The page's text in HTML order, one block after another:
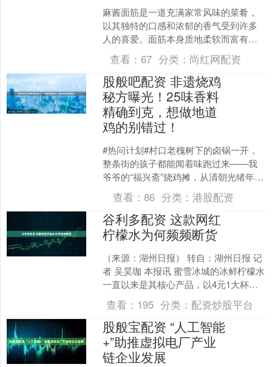
麻酱面筋是一道充满家常风味的菜肴，
以其独特的口感和浓郁的香气受到许多
人的喜爱。面筋本身质地柔软而富有弹
性，能够很好地吸收调味料的滋味，而
麻酱的加入则为其带来了醇....
查看：67 分类： 尚红网配资
股般吧配资 非遗烧鸡
秘方曝光！25味香料
精确到克，想做地道
鸡的别错过！
#热问计划#村口老槐树下的卤锅一开，
整条街的孩子都能闻着味跑过来——我
爷爷的“福兴斋”烧鸡摊，从清朝光绪年间
摆到现在，铁招牌上的铜字都被摸得发
亮。小时候我总蹲在....
查看： 86 分类： 港股配资
谷利多配资 这款网红
柠檬水为何频频断货
（来源：湖州日报） 转自：湖州日报 记
者 吴昊珈 本报讯 蜜雪冰城的冰鲜柠檬水
一直以来是其核心产品，以4元1大杯的
亲民价格和清爽解渴的口感，成为很多
人夏日解渴的....
查看： 195 分类： 配资炒股平台
股般宝配资 “人工智能
+”助推虚拟电厂产业
链企业发展